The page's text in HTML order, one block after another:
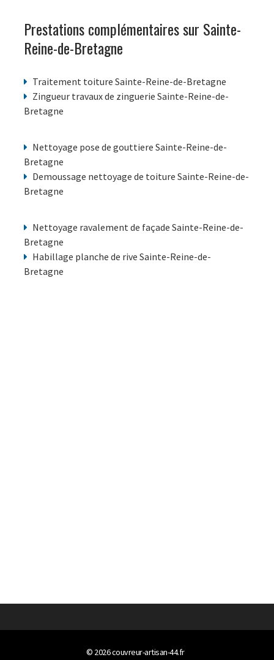
Prestations complémentaires sur Sainte-
Reine-de-Bretagne
Traitement toiture Sainte-Reine-de-Bretagne
Zingueur travaux de zinguerie Sainte-Reine-de-
Bretagne
Nettoyage pose de gouttiere Sainte-Reine-de-
Bretagne
Demoussage nettoyage de toiture Sainte-Reine-de-
Bretagne
Nettoyage ravalement de façade Sainte-Reine-de-
Bretagne
Habillage planche de rive Sainte-Reine-de-
Bretagne
© 2026couvreur-artisan-44.fr